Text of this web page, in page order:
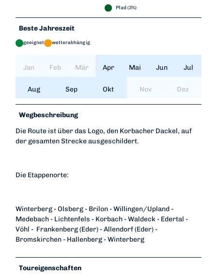
Pfad (3%)
Beste Jahreszeit
geeignet wetterabhängig
Jan Feb Mär Apr Mai Jun Jul
Aug Sep Okt Nov Dez
Wegbeschreibung
Die Route ist über das Logo, den Korbacher Dackel, auf
der gesamten Strecke ausgeschildert.
Die Etappenorte:
Winterberg - Olsberg - Brilon - Willingen/Upland -
Medebach - Lichtenfels - Korbach - Waldeck - Edertal -
Vöhl - Frankenberg (Eder) - Allendorf (Eder) -
Bromskirchen - Hallenberg - Winterberg
Toureigenschaften